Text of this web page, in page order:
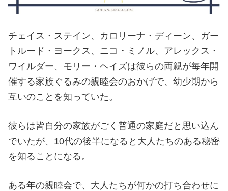
チェイス・ステイン、カロリーナ・ディーン、ガー
トルード・ヨークス、ニコ・ミノル、アレックス・
ワイルダー、モリー・ヘイズは彼らの両親が毎年開
催する家族ぐるみの親睦会のおかげで、幼少期から
互いのことを知っていた。
彼らは皆自分の家族がごく普通の家庭だと思い込ん
でいたが、10代の後半になると大人たちのある秘密
を知ることになる。
ある年の親睦会で、大人たちが何かの打ち合わせに